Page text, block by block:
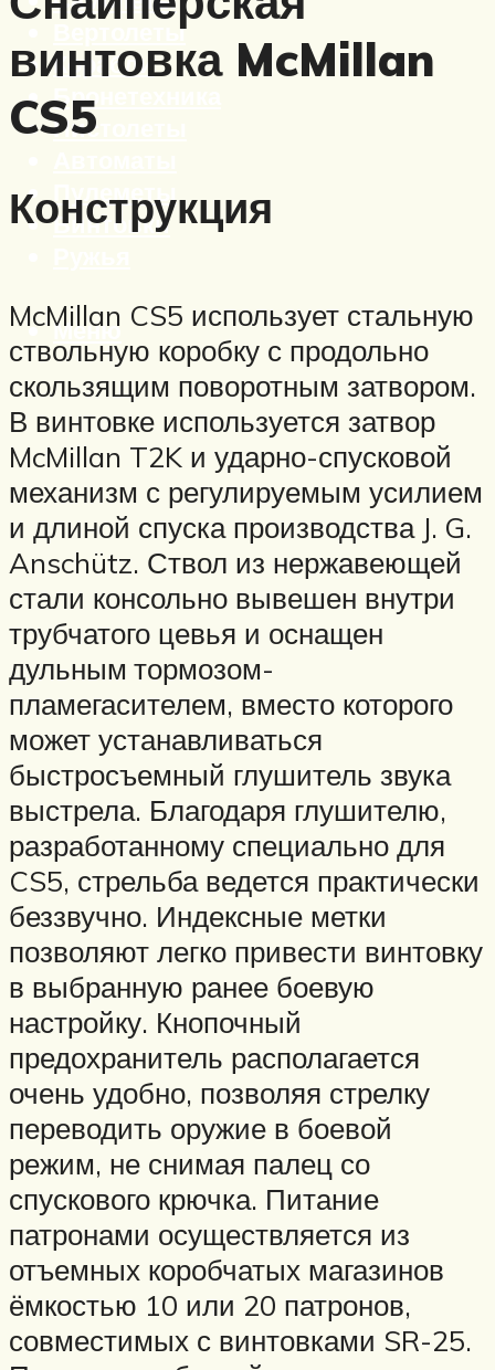
Вертолеты
Корабли
Бронетехника
Пистолеты
Пулеметы
Винтовки
Меню
винтовка McMillan
CS5
Конструкция
McMillan CS5 использует стальную
ствольную коробку с продольно
скользящим поворотным затвором.
В винтовке используется затвор
McMillan T2K и ударно-спусковой
механизм с регулируемым усилием
и длиной спуска производства J. G.
Anschütz. Ствол из нержавеющей
стали консольно вывешен внутри
трубчатого цевья и оснащен
дульным тормозом-
пламегасителем, вместо которого
может устанавливаться
быстросъемный глушитель звука
выстрела. Благодаря глушителю,
разработанному специально для
CS5, стрельба ведется практически
беззвучно. Индексные метки
позволяют легко привести винтовку
в выбранную ранее боевую
настройку. Кнопочный
предохранитель располагается
очень удобно, позволяя стрелку
переводить оружие в боевой
режим, не снимая палец со
спускового крючка. Питание
патронами осуществляется из
отъемных коробчатых магазинов
ёмкостью 10 или 20 патронов,
совместимых с винтовками SR-25.